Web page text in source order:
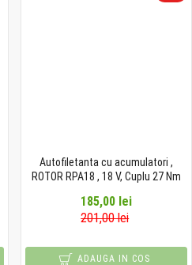
Autofiletanta cu acumulatori ,
ROTOR RPA18 , 18 V, Cuplu 27 Nm
185,00 lei
201,00 lei
ADAUGA IN COS